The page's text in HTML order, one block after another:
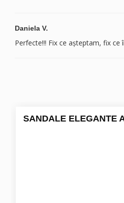
Daniela V.
Perfecte!!! Fix ce așteptam, fix ce
SANDALE ELEGANTE